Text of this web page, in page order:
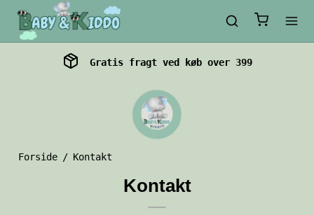
Gratis fragt ved køb over 399
Forside / Kontakt
Kontakt